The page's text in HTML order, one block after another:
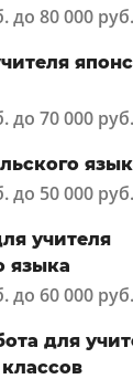
до 80 000 руб.
до 70 000 руб.
до 50 000 руб.
учителя
языка
до 60 000 руб.
для